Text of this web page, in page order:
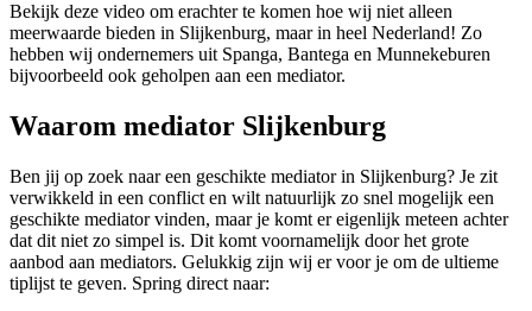
Bekijk deze video om erachter te komen hoe wij niet alleen
meerwaarde bieden in Slijkenburg, maar in heel Nederland! Zo
hebben wij ondernemers uit Spanga, Bantega en Munnekeburen
bijvoorbeeld ook geholpen aan een mediator.
Waarom mediator Slijkenburg
Ben jij op zoek naar een geschikte mediator in Slijkenburg? Je zit
verwikkeld in een conflict en wilt natuurlijk zo snel mogelijk een
geschikte mediator vinden, maar je komt er eigenlijk meteen achter
dat dit niet zo simpel is. Dit komt voornamelijk door het grote
aanbod aan mediators. Gelukkig zijn wij er voor je om de ultieme
tiplijst te geven. Spring direct naar: